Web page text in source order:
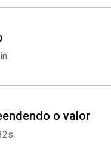
o valor